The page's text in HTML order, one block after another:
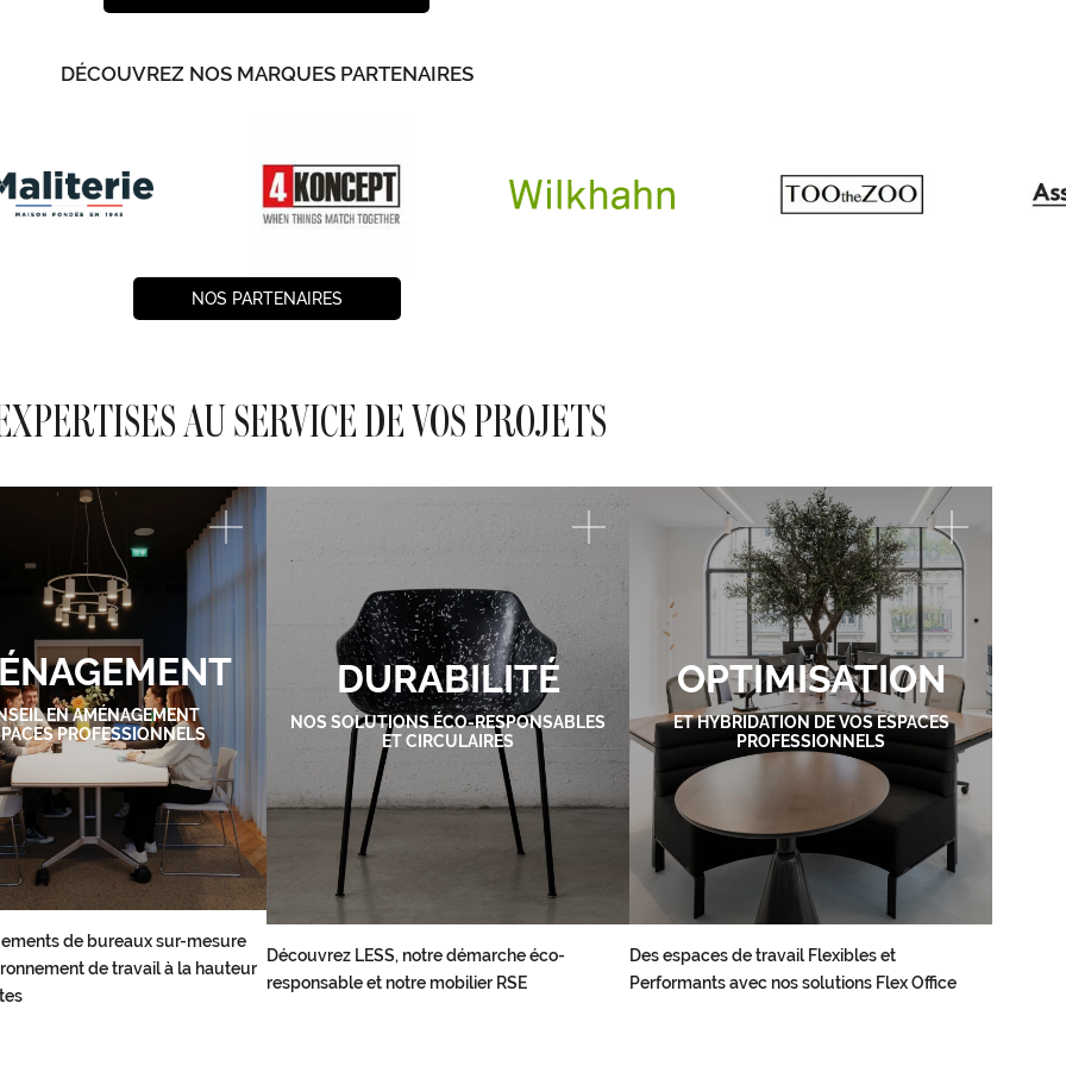
DÉCOUVREZ NOS MARQUES PARTENAIRES
NOS PARTENAIRES
AU SERVICE DE VOS PROJETS
EN AMÉNAGEMENT
PROFESSIONNELS
de bureaux sur-mesure
de travail à la hauteur
DURABILITÉ
NOS SOLUTIONS ÉCO-RESPONSABLES
ET CIRCULAIRES
Découvrez LESS, notre démarche éco-
responsable et notre mobilier RSE
OPTIMISATION
ET HYBRIDATION DE VOS ESPACES
PROFESSIONNELS
Des espaces de travail Flexibles et
Performants avec nos solutions Flex Office